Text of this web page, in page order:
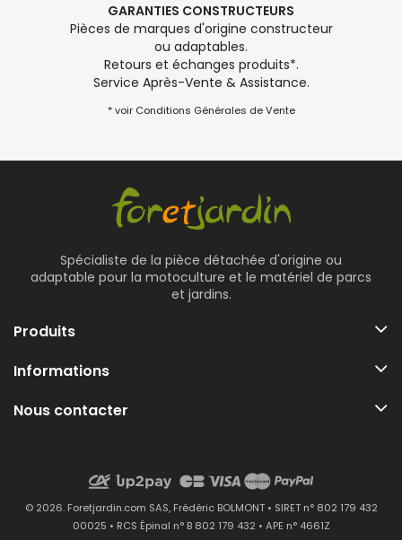
GARANTIES CONSTRUCTEURS
Pièces de marques d'origine constructeur
ou adaptables.
Retours et échanges produits*.
Service Après-Vente & Assistance.
* voir Conditions Générales de Vente
Spécialiste de la pièce détachée d'origine ou
adaptable pour la motoculture et le matériel de parcs
et jardins.
Produits
Informations
Nous contacter
© 2026. Foretjardin.com SAS, Frédéric BOLMONT • SIRET n° 802 179 432
00025 • RCS Épinal n° B 802 179 432 • APE n° 4661Z